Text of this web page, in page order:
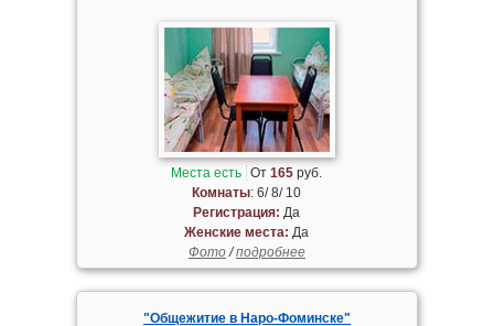
Места есть От165 руб.
Комнаты: 6/ 8/ 10
Регистрация: Да
Женские места: Да
Фото/подробнее
"Общежитие в Наро-Фоминске"